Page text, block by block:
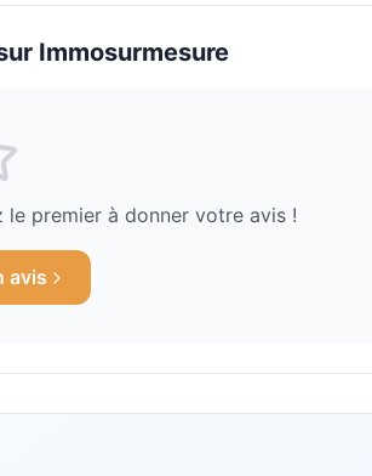
Immosurmesure
premier à donner votre avis !
avis